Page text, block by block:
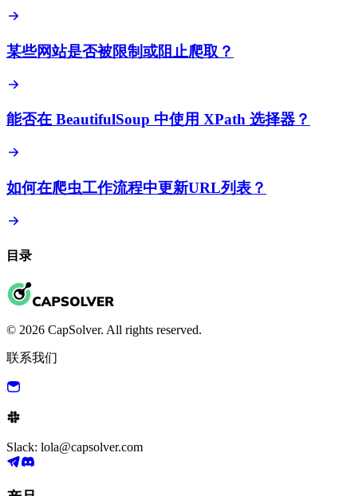
某些网站是否被限制或阻止爬取？
能否在 BeautifulSoup 中使用 XPath 选择器？
如何在爬虫工作流程中更新URL列表？
目录
© 2026 CapSolver. All rights reserved.
联系我们
Slack: lola@capsolver.com